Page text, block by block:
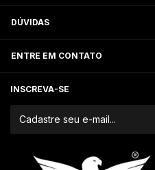
DÚVIDAS
ENTRE EM CONTATO
INSCREVA-SE